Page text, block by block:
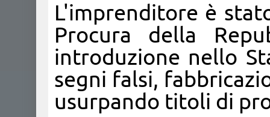
L'imprenditore è
Procura della
introduzione nello
segni falsi,
usurpando titoli di